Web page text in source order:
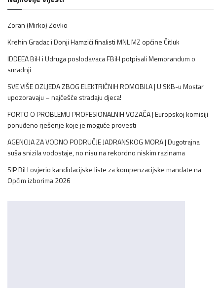
Zoran (Mirko) Zovko
Krehin Gradac i Donji Hamzići finalisti MNL MZ općine Čitluk
IDDEEA BiH i Udruga poslodavaca FBiH potpisali Memorandum o
suradnji
SVE VIŠE OZLJEDA ZBOG ELEKTRIČNIH ROMOBILA | U SKB-u Mostar
upozoravaju – najčešće stradaju djeca!
FORTO O PROBLEMU PROFESIONALNIH VOZAČA | Europskoj komisiji
ponuđeno rješenje koje je moguće provesti
AGENCIJA ZA VODNO PODRUČJE JADRANSKOG MORA | Dugotrajna
suša snizila vodostaje, no nisu na rekordno niskim razinama
SIP BiH ovjerio kandidacijske liste za kompenzacijske mandate na
Općim izborima 2026